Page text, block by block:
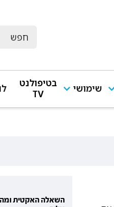
שימושי
בטיפולנט
TV
השאלה האקטית